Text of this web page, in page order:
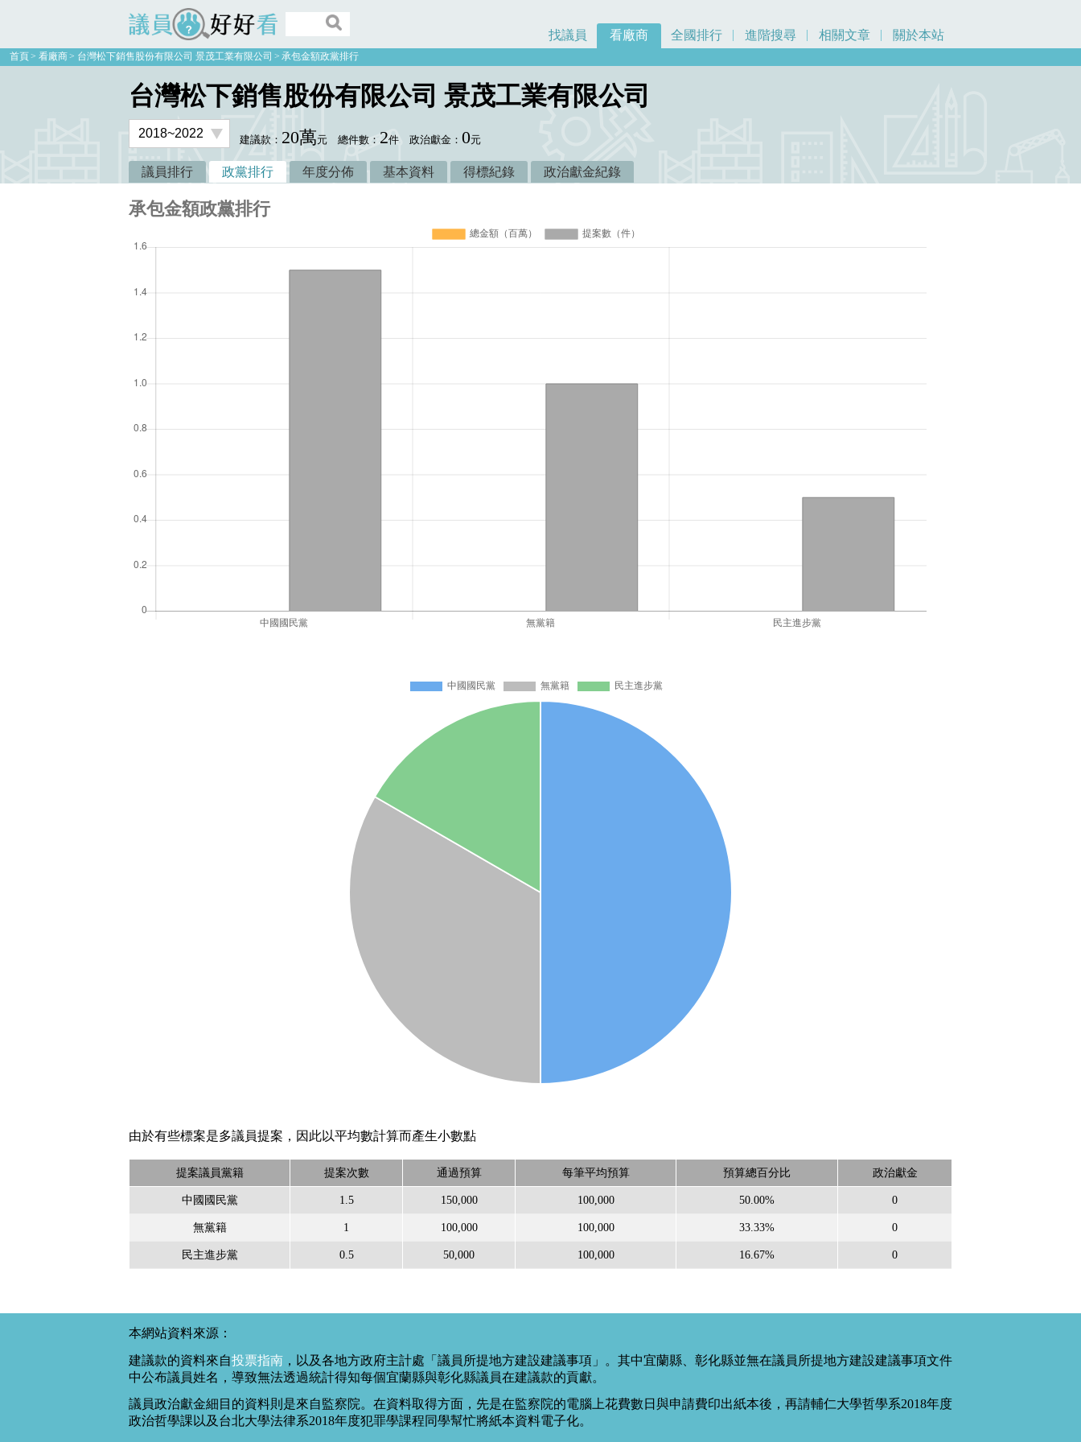
議員好好看
找議員 看廠商 全國排行 進階搜尋 相關文章 關於本站
首頁 看廠商 台灣松下銷售股份有限公司 景茂工業有限公司 承包金額政黨排行
台灣松下銷售股份有限公司 景茂工業有限公司
建議款： 20萬元 總件數： 2件 政治獻金：0元
議員排行 政黨排行 年度分佈 基本資料 得標紀錄 政治獻金紀錄
承包金額政黨排行
由於有些標案是多議員提案，因此以平均數計算而產生小數點
提案議員黨籍 提案次數 通過預算 每筆平均預算 預算總百分比 政治獻金
中國國民黨 1.5 150,000 100,000 50.00% 0
無黨籍 1 100,000 100,000 33.33% 0
民主進步黨 0.5 50,000 100,000 16.67% 0
本網站資料來源：
建議款的資料來自投票指南 ，以及各地方政府主計處「議員所提地方建設建議事項」。其中宜蘭縣、彰化縣並無在議員所提地方建設建議事項文件
中公布議員姓名，導致無法透過統計得知每個宜蘭縣與彰化縣議員在建議款的貢獻。
議員政治獻金細目的資料則是來自監察院。在資料取得方面，先是在監察院的電腦上花費數日與申請費印出紙本後，再請輔仁大學哲學系2018年度
政治哲學課以及台北大學法律系2018年度犯罪學課程同學幫忙將紙本資料電子化。